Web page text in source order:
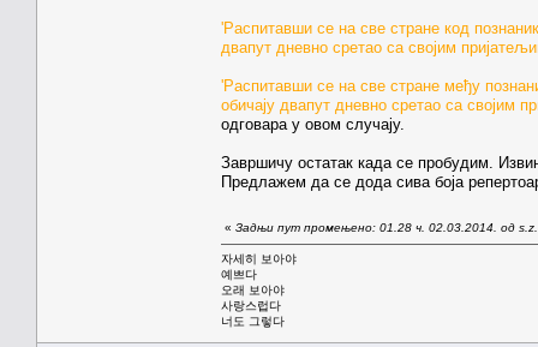
'Распитавши се на све стране код
двапут дневно сретао са својим
'Распитавши се на све стране међу
обичају двапут дневно сретао са својим
одговара у овом случају.
Завршичу остатак када се пробудим.
Предлажем да се дода сива боја
« Задњи пут промењено: 01.28 ч. 02.03.2014. од s.z.
자세히 보아야
예쁘다
오래 보아야
사랑스럽다
너도 그렇다